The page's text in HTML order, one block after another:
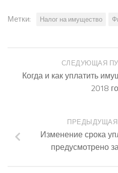
Метки: Налог на имущество
СЛЕДУЮЩАЯ
Когда и как уплатить
2018
Изменение срока
предусмотрено